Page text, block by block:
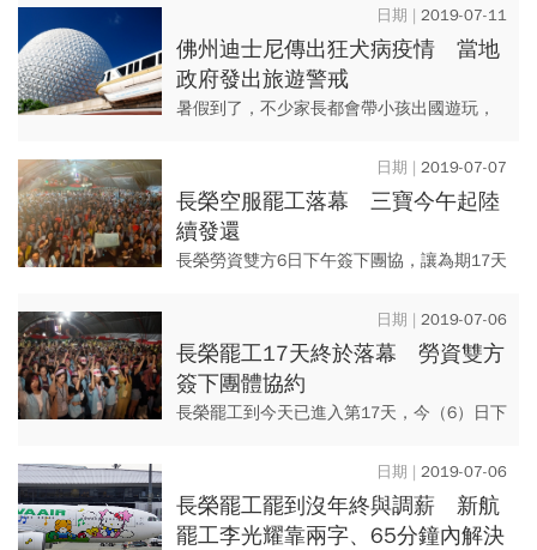
工落跑組員，甚至要在機長反對罷工機師的
entree（主餐）上...
2019-07-11
佛州迪士尼傳出狂犬病疫情 當地
政府發出旅遊警戒
暑假到了，不少家長都會帶小孩出國遊玩，
士尼樂園近期就發布了一項警告，這項警告
指出園區內的「未來世界」（...
2019-07-07
長榮空服罷工落幕 三寶今午起陸
續發還
長榮勞資雙方6日下午簽下團協，讓為期17天
團協不是最好，但能爭取到改善勞動條件已
是勞資關係一大進步，桃...
2019-07-06
長榮罷工17天終於落幕 勞資雙方
簽下團體協約
長榮罷工到今天已進入第17天，今（6）日下
協商後，終於達成協議，雙方簽下團體協
約，等同宣告這長達17...
2019-07-06
長榮罷工罷到沒年終與調薪 新航
罷工李光耀靠兩字、65分鐘內解決